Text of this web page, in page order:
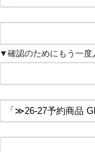
▼確認のためにもう一度